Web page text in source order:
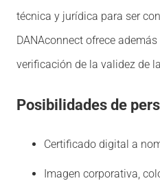
técnica y jurídica para ser
DANAconnect ofrece
verificación de la validez de
Posibilidades de
Certificado digital a
Imagen corporativa,